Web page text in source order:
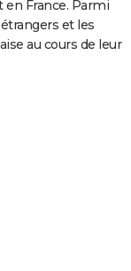
en France. Parmi
et les
au cours de leur